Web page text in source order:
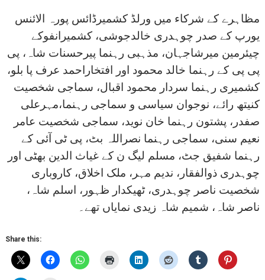
مظاہرے کے شرکاء میں ورلڈ کشمیرڈائس پورہ الائنس
یورپ کے صدر چوہدری خالدجوشی، کشمیرانفوکے
چیئرمین میرشاجہان، مذہبی رہنما پیرحسنات شاہ، پی
پی پی کے رہنما خالد محمود اور افتخاراحمد عرف پا بلو،
کشمیری رہنما سردار محمود اقبال، سماجی شخصیت
کنیتھ رائے، نوجوان سیاسی و سماجی رہنما،مہرعلی
صفدر، پشتون رہنما خان نوید، سماجی شخصیت عامر
نعیم سنی، سماجی رہنما نصراللہ بٹ، پی ٹی آئی کے
رہنما شفیق جٹ، مسلم لیگ ن کے غیاث الدین بھٹی اور
چوہدری ذوالفقار، ندیم مہر، ملک اخلاق، کاروباری
شخصیت ناصر چوہدری، ٹھیکدار ظہور، اسلم شاہ،
ناصر شاہ، شمیم شاہ زیدی نمایاں تھے۔
Share this: